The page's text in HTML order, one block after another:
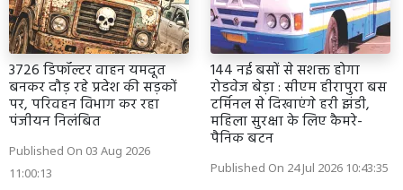
3726 डिफॉल्टर वाहन यमदूत
बनकर दौड़ रहे प्रदेश की सड़कों
पर, परिवहन विभाग कर रहा
पंजीयन निलंबित
Published On 03 Aug 2026
11:00:13
144 नई बसों से सशक्त होगा
रोडवेज बेड़ा : सीएम हीरापुरा बस
टर्मिनल से दिखाएंगे हरी झंडी,
महिला सुरक्षा के लिए कैमरे-
पैनिक बटन
Published On 24 Jul 2026 10:43:35